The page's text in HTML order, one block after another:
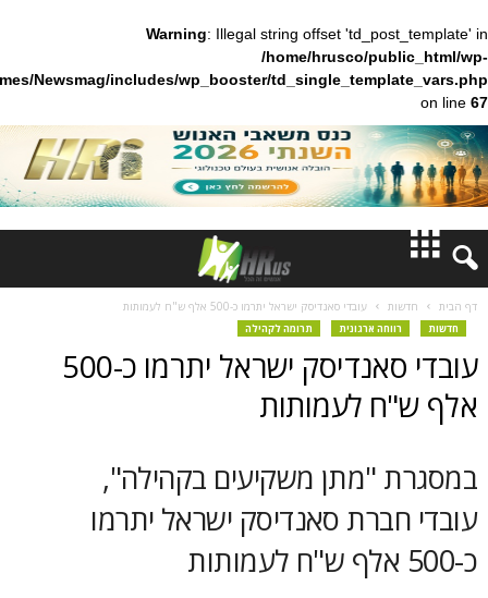
Warning: Illegal string offset
/home/hrusco/
content/themes/Newsmag/includes/wp_booster/
חדשות
עובדי סאנדיסק ישראל יתרמו כ-500 אלף ש"ח לעמותות
רווחה ארגונית תרומה לקהילה
עובדי סאנדיסק ישראל יתרמו כ-500
לעמותות
"מתן משקיעים בקהילה",
סאנדיסק ישראל יתרמו